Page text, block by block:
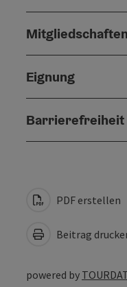
Mitgliedschaften
Eignung
Barrierefreiheit
PDF erstellen
Beitrag
powered by